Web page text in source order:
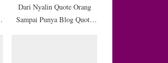
Dari Nyalin Quote Orang
Sampai Punya Blog Quote